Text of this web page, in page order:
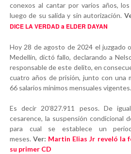
conexos al cantar por varios años,
luego de su salida y sin autorización.
DICE LA VERDAD a ELDER DAYAN
Hoy 28 de agosto de 2024 el juzgado
Medellín, dictó fallo, declarando a
responsable de este delito, en
cuatro años de prisión, junto con una
66 salarios mínimos mensuales vigentes.
Es decir 20’827.911 pesos. De
cesarence, la suspensión condicional
para cual se establece un
meses.Ver: Martin Elias Jr reveló la
su primer CD